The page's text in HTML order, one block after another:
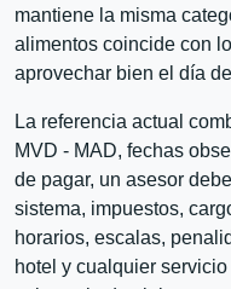
mantiene la misma
alimentos coincide con
aprovechar bien el día
La referencia actual
MVD - MAD, fechas
de pagar, un asesor
sistema, impuestos,
horarios, escalas,
hotel y cualquier